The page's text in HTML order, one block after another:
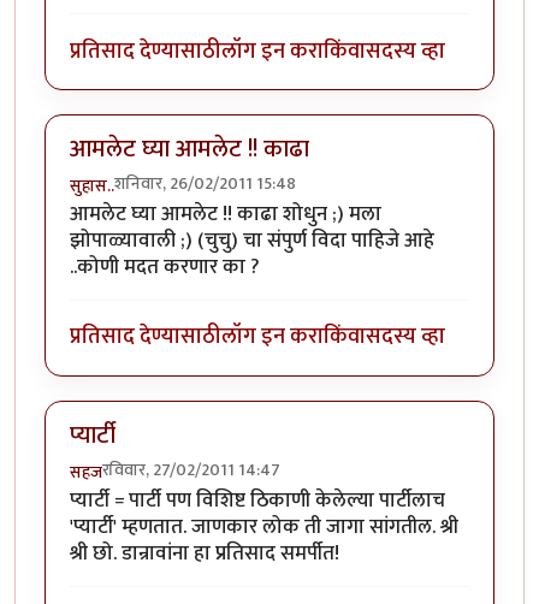
प्रतिसाद देण्यासाठीलॉग इन कराकिंवासदस्य व्हा
आमलेट घ्या आमलेट !! काढा
सुहास..शनिवार, 26/02/2011 15:48
आमलेट घ्या आमलेट !! काढा शोधुन ;) मला
झोपाळ्यावाली ;) (चुचु) चा संपुर्ण विदा पाहिजे आहे
..कोणी मदत करणार का ?
प्रतिसाद देण्यासाठीलॉग इन कराकिंवासदस्य व्हा
प्यार्टी
सहजरविवार, 27/02/2011 14:47
प्यार्टी = पार्टी पण विशिष्ट ठिकाणी केलेल्या पार्टीलाच
'प्यार्टी' म्हणतात. जाणकार लोक ती जागा सांगतील. श्री
श्री छो. डान्रावांना हा प्रतिसाद समर्पीत!